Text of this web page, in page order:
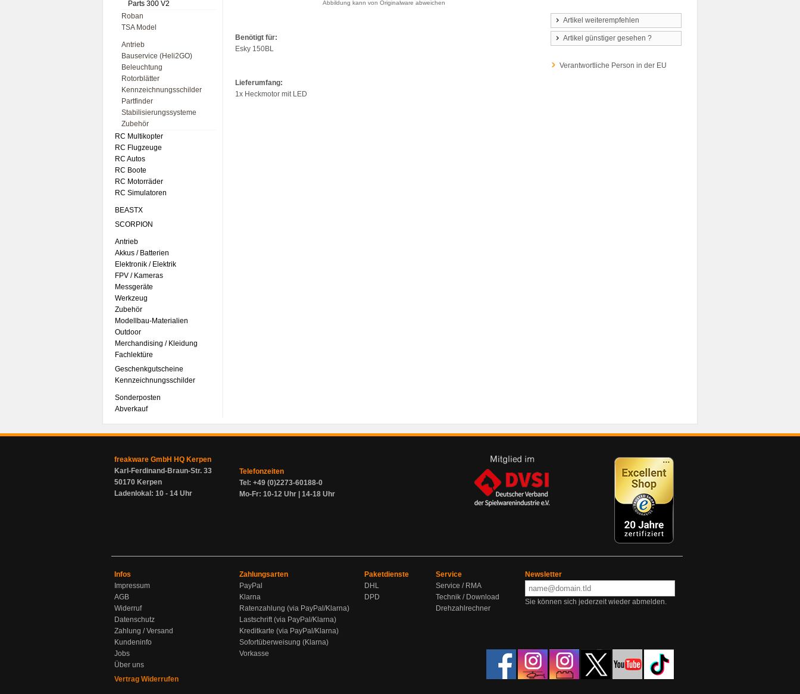
Parts 300 V2
Roban
TSA Model
Antrieb
Bauservice (Heli2GO)
Beleuchtung
Rotorblätter
Kennzeichnungsschilder
Partfinder
Stabilisierungssysteme
Zubehör
RC Multikopter
RC Flugzeuge
RC Autos
RC Boote
RC Motorräder
RC Simulatoren
BEASTX
SCORPION
Antrieb
Akkus / Batterien
Elektronik / Elektrik
FPV / Kameras
Messgeräte
Werkzeug
Zubehör
Modellbau-Materialien
Outdoor
Merchandising / Kleidung
Fachlektüre
Geschenkgutscheine
Kennzeichnungsschilder
Sonderposten
Abverkauf
Abbildung kann von Originalware abweichen
Benötigt für:
Esky 150BL
Lieferumfang:
1x Heckmotor mit LED
Artikel weiterempfehlen
Artikel günstiger gesehen ?
Verantwortliche Person in der EU
freakware GmbH HQ Kerpen
Karl-Ferdinand-Braun-Str. 33
50170 Kerpen
Ladenlokal: 10 - 14 Uhr
Telefonzeiten
Tel: +49 (0)2273-60188-0
Mo-Fr: 10-12 Uhr | 14-18 Uhr
Infos
Impressum
AGB
Widerruf
Datenschutz
Zahlung / Versand
Kundeninfo
Jobs
Über uns
Vertrag Widerrufen
Zahlungsarten
PayPal
Klarna
Ratenzahlung (via PayPal/Klarna)
Lastschrift (via PayPal/Klarna)
Kreditkarte (via PayPal/Klarna)
Sofortüberweisung (Klarna)
Vorkasse
Paketdienste
DHL
DPD
Service
Service / RMA
Technik / Download
Drehzahlrechner
Newsletter
Sie können sich jederzeit wieder abmelden.